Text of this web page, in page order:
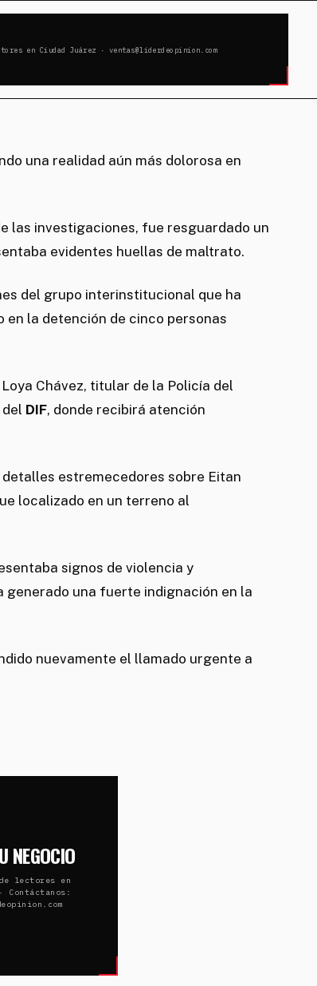
en Ciudad Juárez · ventas@liderdeopinion.com
una realidad aún más dolorosa en
las investigaciones, fue resguardado un
evidentes huellas de maltrato.
del grupo interinstitucional que ha
en la detención de cinco personas
Chávez, titular de la Policía del
DIF, donde recibirá atención
estremecedores sobre Eitan
localizado en un terreno al
signos de violencia y
generado una fuerte indignación en la
nuevamente el llamado urgente a
NEGOCIO
lectores en
Contáctanos: